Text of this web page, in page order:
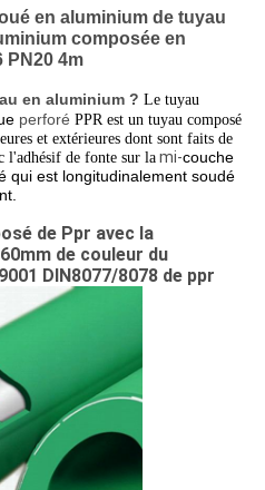
en aluminium de tuyau
composée en
PN20 4m
en aluminium ? Le tuyau
perforé PPR est un tuyau composé
et extérieures dont sont faits de
l'adhésif de fonte sur lami-couche
qui est longitudinalement soudé
de Ppr avec la
de couleur du
DIN8077/8078 de ppr